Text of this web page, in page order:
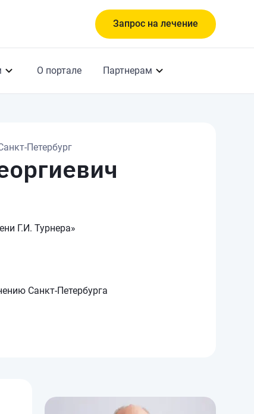
Запрос на лечение
О портале Партнерам
Петербург
Г.И. Турнера»
Санкт-Петербурга